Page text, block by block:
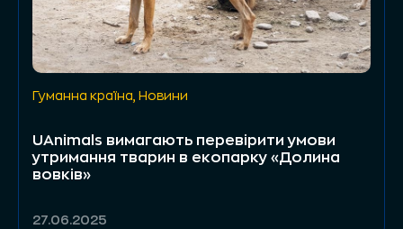
Гуманна країна Новини
UAnimals вимагають перевірити умови
утримання тварин в екопарку «Долина
вовків»
27.06.2025